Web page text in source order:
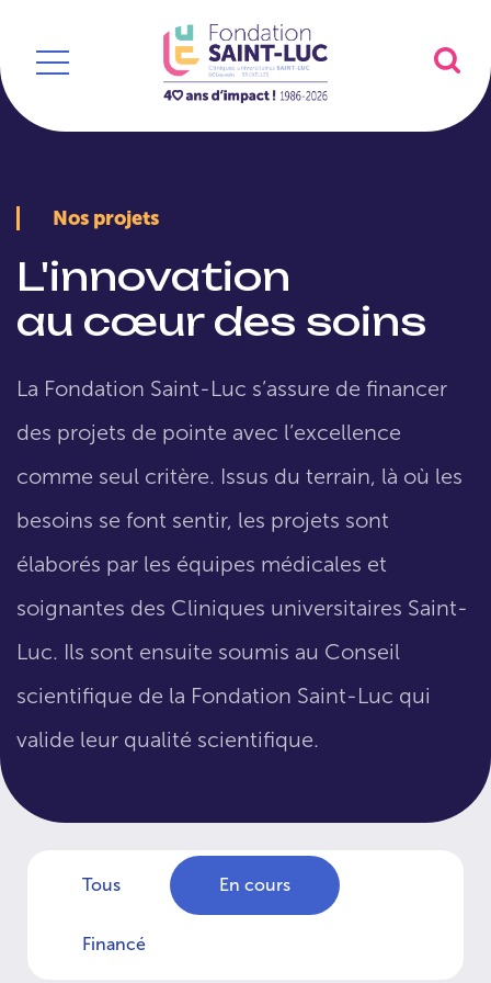
Nos projets
L'innovation
au cœur des soins
La Fondation Saint-Luc s’assure de financer
des projets de pointe avec l’excellence
comme seul critère. Issus du terrain, là où les
besoins se font sentir, les projets sont
élaborés par les équipes médicales et
soignantes des Cliniques universitaires Saint-
Luc. Ils sont ensuite soumis au Conseil
scientifique de la Fondation Saint-Luc qui
valide leur qualité scientifique.
Tous En cours
Financé